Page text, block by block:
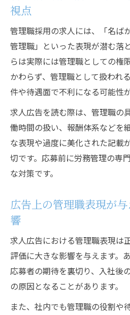
因を整理
転職時に活かす管理職経
正社員管理職経験が
る理由
管理職経験を転職時の
のコツ
バイト管理職経験も
向とは
求人広告で管理職経
する方法
正社員採用で有利に
方
視点
管理職採用の求人には、「名ば
管理職」といった表現が潜む落
らは実際には管理職としての権
かわらず、管理職として扱われ
件や待遇面で不利になる可能性
求人広告を読む際は、管理職の
働時間の扱い、報酬体系などを
な表現や過度に美化された記載
切です。応募前に労務管理の専
な対策です。
広告上の管理職表現が
響
求人広告における管理職表現は
評価に大きな影響を与えます。
応募者の期待を裏切り、入社後
の原因となることがあります。
また、社内でも管理職の役割や